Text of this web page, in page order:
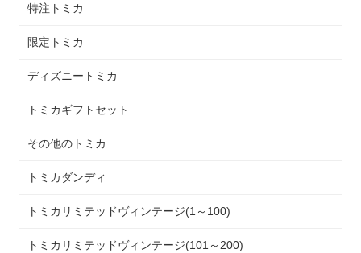
特注トミカ
限定トミカ
ディズニートミカ
トミカギフトセット
その他のトミカ
トミカダンディ
トミカリミテッドヴィンテージ(1～100)
トミカリミテッドヴィンテージ(101～200)